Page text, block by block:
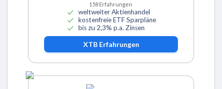
158 Erfahrungen
weltweiter Aktienhandel
kostenfreie ETF Sparpläne
bis zu 2,3% p.a. Zinsen
XTBErfahrungen